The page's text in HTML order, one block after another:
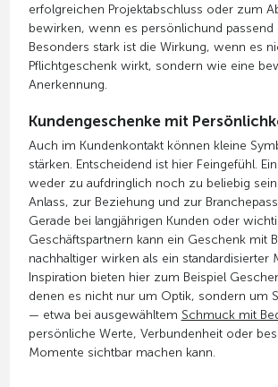
erfolgreichen Projektabschluss oder zum
bewirken, wenn es persönlichund passend
Besonders stark ist die Wirkung, wenn es
Pflichtgeschenk wirkt, sondern wie eine
Anerkennung.
Kundengeschenke mit
Auch im Kundenkontakt können kleine
stärken. Entscheidend ist hier Feingefühl.
weder zu aufdringlich noch zu beliebig
Anlass, zur Beziehung und zur
Gerade bei langjährigen Kunden oder
Geschäftspartnern kann ein Geschenk mit
nachhaltiger wirken als ein standardisierter
Inspiration bieten hier zum Beispiel
denen es nicht nur um Optik, sondern um
— etwa bei ausgewähltem Schmuck mit
persönliche Werte, Verbundenheit oder
Momente sichtbar machen kann.